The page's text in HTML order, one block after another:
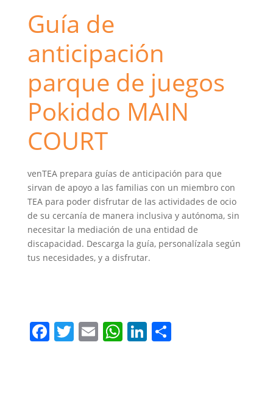
Guía de
anticipación
parque de juegos
Pokiddo MAIN
COURT
venTEA prepara guías de anticipación para que
sirvan de apoyo a las familias con un miembro con
TEA para poder disfrutar de las actividades de ocio
de su cercanía de manera inclusiva y autónoma, sin
necesitar la mediación de una entidad de
discapacidad. Descarga la guía, personalízala según
tus necesidades, y a disfrutar.
F T E W Li C